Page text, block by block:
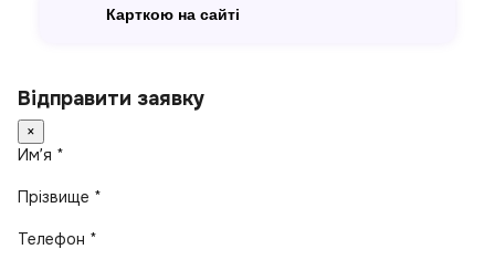
Карткою на сайті
Відправити заявку
×
Имʼя *
Прізвище *
Телефон *